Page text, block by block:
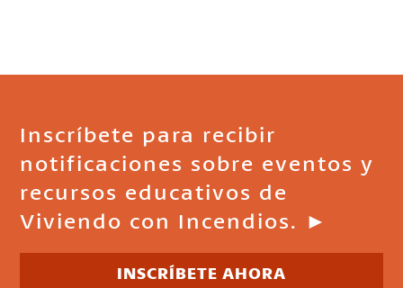
Inscríbete para recibir
notificaciones sobre eventos y
recursos educativos de
Viviendo con Incendios. ►
INSCRÍBETE AHORA